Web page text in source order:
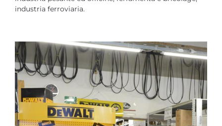
industria ferroviaria.